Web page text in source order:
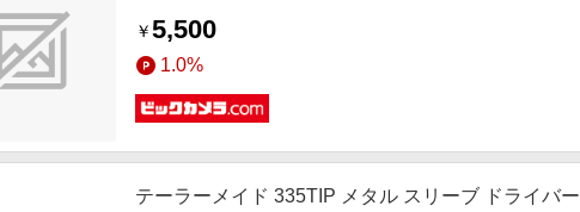
￥5,500
1.0%
テーラーメイド 335TIP メタル スリーブ ドライバ